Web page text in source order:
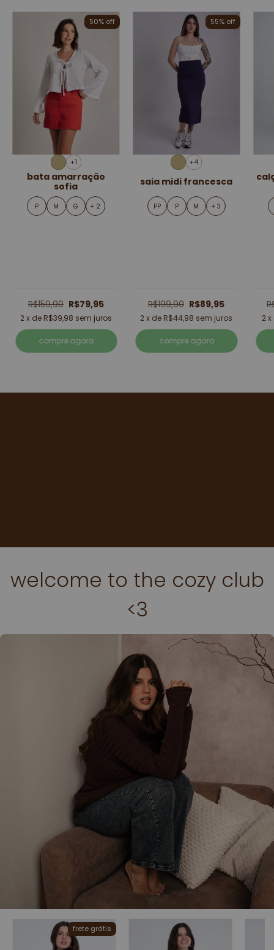
55% off
+4
saia midi francesca
PP P M + 3
R$199,90 R$89,95
2x de R$44,98 sem juros
compre agora
65% off
+3
calça alfaiataria reta
blair
PP P M + 3
R$249,90 R$87,46
2 x deR$43,73 sem juros
compre agora
welcome to the cozy club
<3